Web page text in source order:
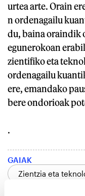
urtea arte. Orain
n ordenagailu
du, baina oraindik
egunerokoan
zientifiko eta
ordenagailu
ere, emandako
bere ondorioak
.
GAIAK
Zientzia eta